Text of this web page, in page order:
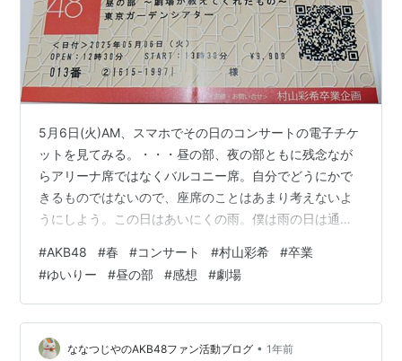
5月6日(火)AM、スマホでその日のコンサートの電子チケ
ットを見てみる。・・・昼の部、夜の部ともに残念なが
らアリーナ席ではなくバルコニー席。自分でどうにかで
きるものではないので、座席のことはあまり考えないよ
うにしよう。この日はあいにくの雨。僕は雨の日は通常
置き場に困ったりするかも、と思い折り畳み傘を差して
家を出発。前日と同様、りんかい線の国際展示場駅で降
車。折り畳み傘を差して歩きながら、駅から東京ガーデ
ンシアターまでアーケードとかが有って傘を差さずに辿
り着けるとよいのになー・・などと考える。昼の部の開
#AKB48 #春 #コンサート #村山彩希 #卒業
#ゆいりー #昼の部 #感想 #劇場
ななつじやのAKB48ファン活動ブログ • 1年前